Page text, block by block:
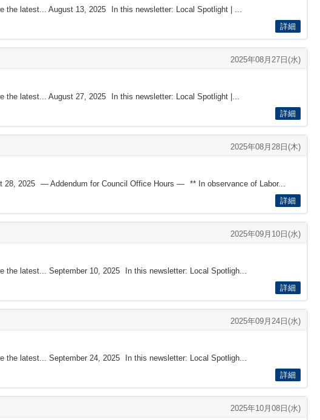
the latest... August 13, 2025 In this newsletter: Local Spotlight | ...
詳細
2025年08月27日(水)
the latest... August 27 , 2025 In this newsletter: Local Spotlight |...
詳細
2025年08月28日(木)
28 , 2025 — Addendum for Council Office Hours — ** In observance of Labor...
詳細
2025年09月10日(水)
the latest... September 10 , 2025 In this newsletter: Local Spotligh...
詳細
2025年09月24日(水)
the latest... September 24 , 2025 In this newsletter: Local Spotligh...
詳細
2025年10月08日(水)